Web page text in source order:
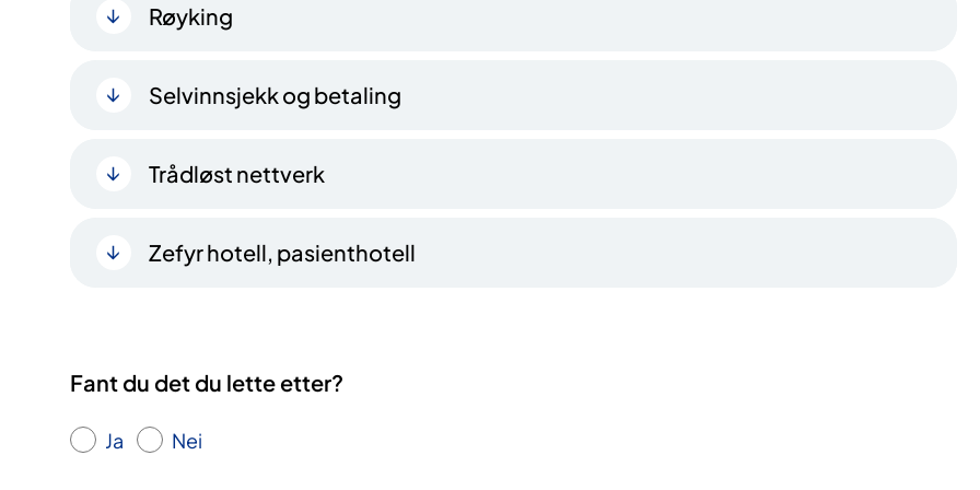
Røyking
Selvinnsjekk og betaling
Trådløst nettverk
Zefyr hotell, pasienthotell
Fant du det du lette etter?
Ja Nei